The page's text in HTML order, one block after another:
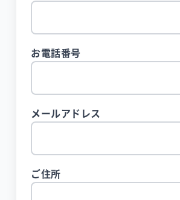
お電話番号
メールアドレス
ご住所